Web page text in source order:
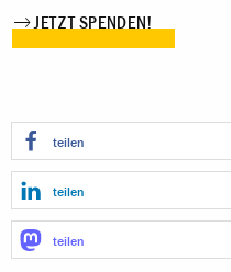
JETZT SPENDEN!
teilen
teilen
teilen